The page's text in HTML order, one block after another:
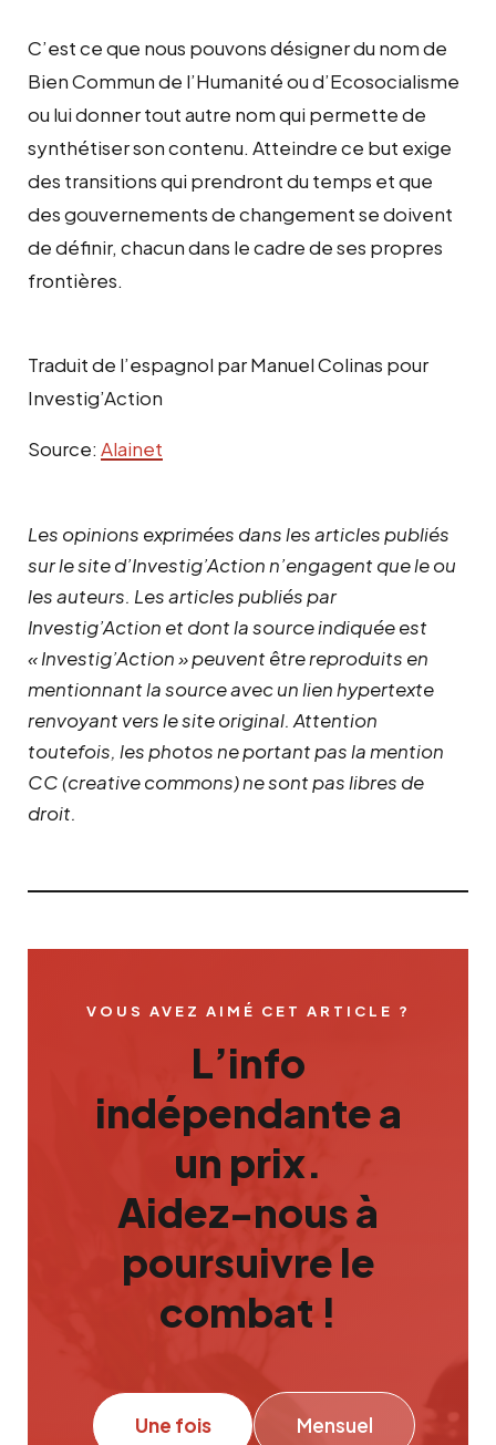
C’est ce que nous pouvons désigner du nom de
Bien Commun de l’Humanité ou d’Ecosocialisme
ou lui donner tout autre nom qui permette de
synthétiser son contenu. Atteindre ce but exige
des transitions qui prendront du temps et que
des gouvernements de changement se doivent
de définir, chacun dans le cadre de ses propres
frontières.
Traduit de l’espagnol par Manuel Colinas pour
Investig’Action
Source: Alainet
Les opinions exprimées dans les articles publiés
sur le site d’Investig’Action n’engagent que le ou
les auteurs. Les articles publiés par
Investig’Action et dont la source indiquée est
« Investig’Action » peuvent être reproduits en
mentionnant la source avec un lien hypertexte
renvoyant vers le site original. Attention
toutefois, les photos ne portant pas la mention
CC (creative commons) ne sont pas libres de
droit.
VOUS AVEZ AIMÉ CET ARTICLE ?
L’info
indépendante a
un prix.
Aidez-nous à
poursuivre le
combat !
Une fois Mensuel